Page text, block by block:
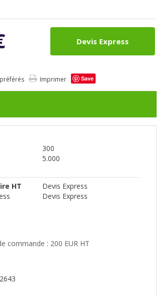
Devis Express
Imprimer Save
300
5.000
HT
Devis Express
Devis Express
commande : 200 EUR HT